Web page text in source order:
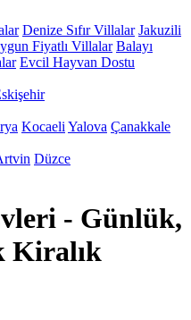
Denize Sıfır Villalar Jakuzili
Fiyatlı Villalar Balayı
Evcil Hayvan Dostu
Kocaeli Yalova Çanakkale
Düzce
- Günlük,
Kiralık